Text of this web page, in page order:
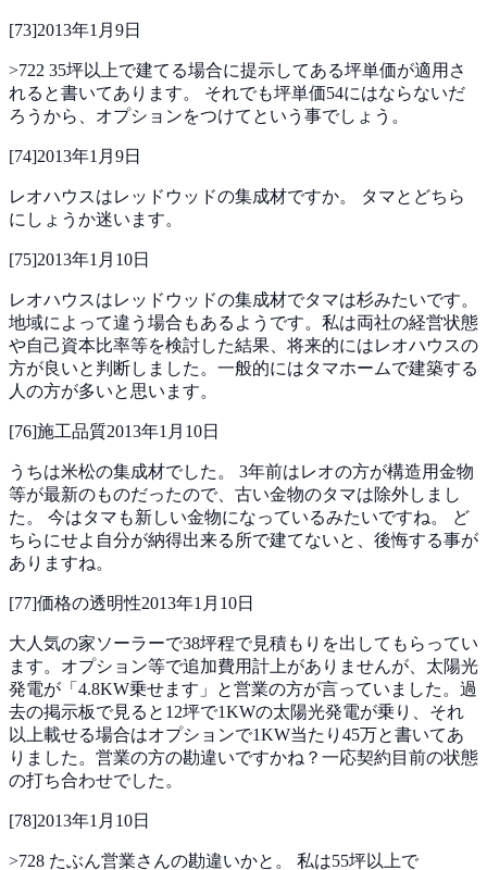
[73]2013年1月9日
>722 35坪以上で建てる場合に提示してある坪単価が適用さ
れると書いてあります。 それでも坪単価54にはならないだ
ろうから、オプションをつけてという事でしょう。
[74]2013年1月9日
レオハウスはレッドウッドの集成材ですか。
タマとどちら
にしょうか迷います。
[75]2013年1月10日
レオハウスはレッドウッドの集成材でタマは杉みたいです。
地域によって違う場合もあるようです。私は両社の経営状態
や自己資本比率等を検討した結果、将来的にはレオハウスの
方が良いと判断しました。一般的にはタマホームで建築する
人の方が多いと思います。
[76]施工品質2013年1月10日
うちは米松の集成材でした。 3年前はレオの方が構造用金物
等が最新のものだったので、古い金物のタマは除外しまし
た。 今はタマも新しい金物になっているみたいですね。
ど
ちらにせよ自分が納得出来る所で建てないと、後悔する事が
ありますね。
[77]価格の透明性2013年1月10日
大人気の家ソーラーで38坪程で見積もりを出してもらってい
ます。オプション等で追加費用計上がありませんが、太陽光
発電が「4.8KW乗せます」と営業の方が言っていました。過
去の掲示板で見ると12坪で1KWの太陽光発電が乗り、それ
以上載せる場合はオプションで1KW当たり45万と書いてあ
りました。営業の方の勘違いですかね？一応契約目前の状態
の打ち合わせでした。
[78]2013年1月10日
>728 たぶん営業さんの勘違いかと。 私は55坪以上で